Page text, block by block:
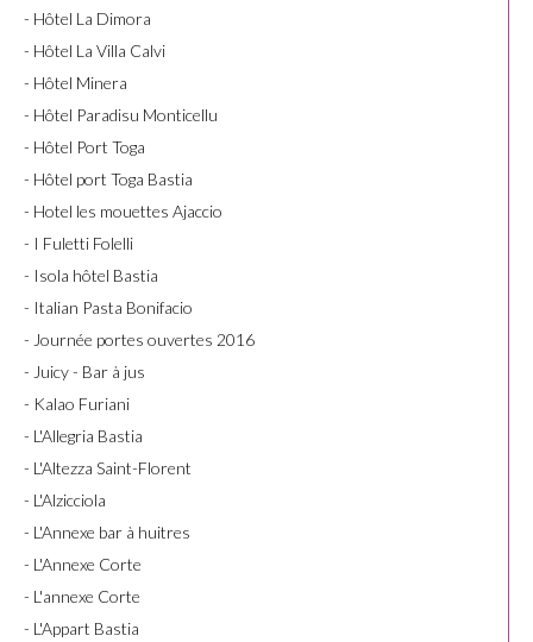
- Hôtel La Dimora
- Hôtel La Villa Calvi
- Hôtel Minera
- Hôtel Paradisu Monticellu
- Hôtel Port Toga
- Hôtel port Toga Bastia
- Hotel les mouettes Ajaccio
- I Fuletti Folelli
- Isola hôtel Bastia
- Italian Pasta Bonifacio
- Journée portes ouvertes 2016
- Juicy - Bar à jus
- Kalao Furiani
- L'Allegria Bastia
- L'Altezza Saint-Florent
- L'Alzicciola
- L'Annexe bar à huitres
- L'Annexe Corte
- L'annexe Corte
- L'Appart Bastia